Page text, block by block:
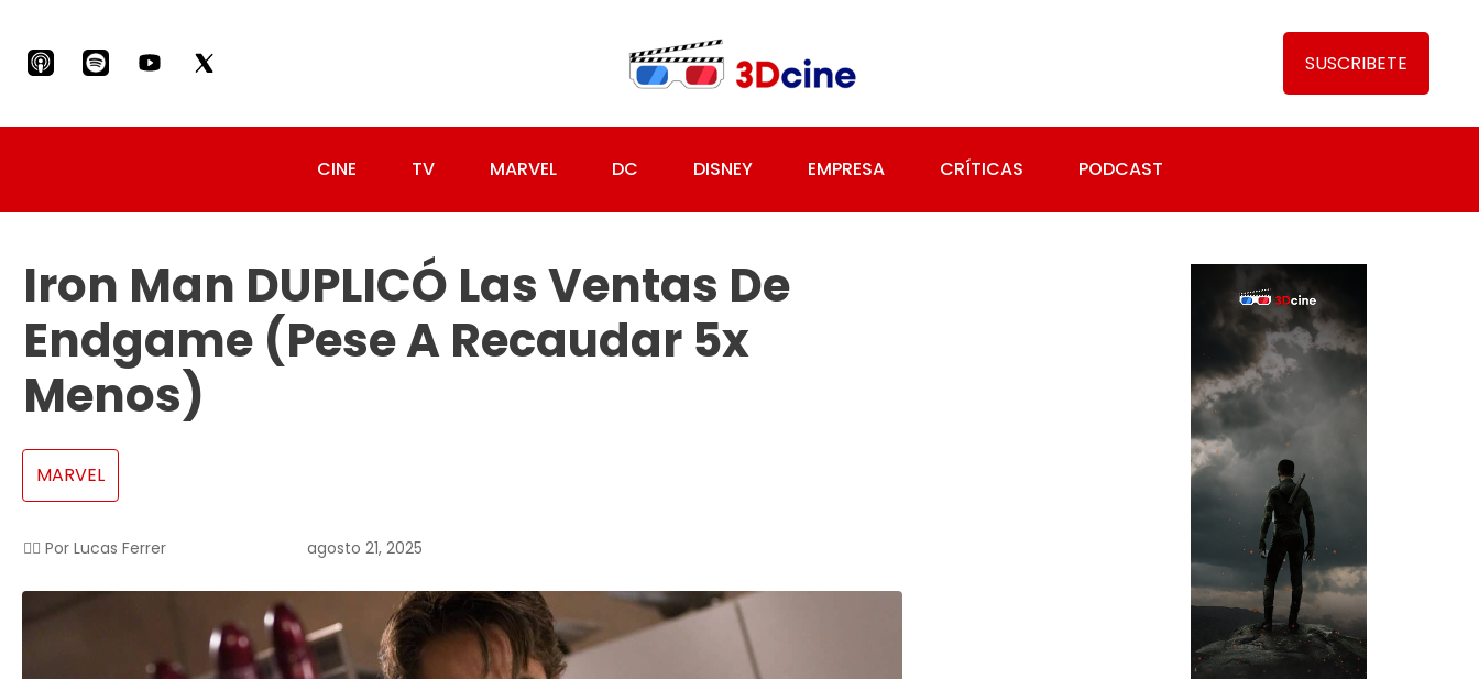
SUSCRIBETE
CINE TV MARVEL DC DISNEY EMPRESA CRÍTICAS PODCAST
Iron Man DUPLICÓ Las Ventas De
Endgame (pese A Recaudar 5x
Menos)
MARVEL
✍🏻 Por Lucas Ferrer agosto 21, 2025